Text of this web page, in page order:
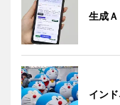
生成
イン